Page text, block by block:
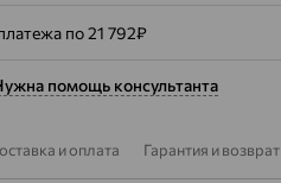
по 21 792₽
помощь консультанта
и оплата Гарантия и возврат